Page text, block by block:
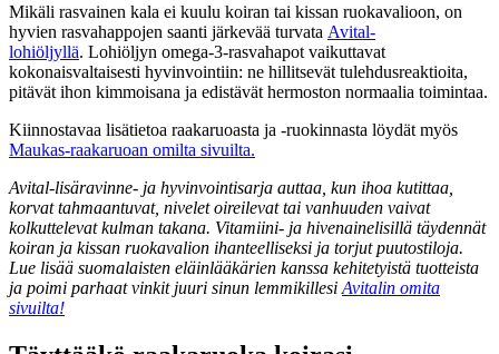
Mikäli rasvainen kala ei kuulu koiran tai kissan ruokavalioon, on
hyvien rasvahappojen saanti järkevää turvata Avital-
lohiöljyllä. Lohiöljyn omega-3-rasvahapot vaikuttavat
kokonaisvaltaisesti hyvinvointiin: ne hillitsevät tulehdusreaktioita,
pitävät ihon kimmoisana ja edistävät hermoston normaalia toimintaa.
Kiinnostavaa lisätietoa raakaruoasta ja -ruokinnasta löydät myös
Maukas-raakaruoan omilta sivuilta.
Avital-lisäravinne- ja hyvinvointisarja auttaa, kun ihoa kutittaa,
korvat tahmaantuvat, nivelet oireilevat tai vanhuuden vaivat
kolkuttelevat kulman takana. Vitamiini- ja hivenainelisillä täydennät
koiran ja kissan ruokavalion ihanteelliseksi ja torjut puutostiloja.
Lue lisää suomalaisten eläinlääkärien kanssa kehitetyistä tuotteista
ja poimi parhaat vinkit juuri sinun lemmikillesi Avitalin omita
sivuilta!